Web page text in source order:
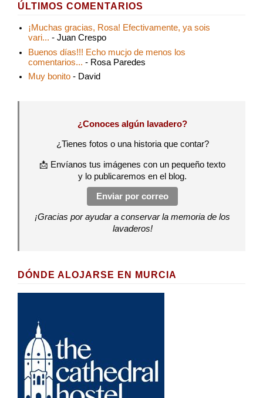
ÚLTIMOS COMENTARIOS
¡Muchas gracias, Rosa! Efectivamente, ya sois
vari... - Juan Crespo
Buenos días!!! Echo mucjo de menos los
comentarios... - Rosa Paredes
Muy bonito - David
¿Conoces algún lavadero?
¿Tienes fotos o una historia que contar?
📩 Envíanos tus imágenes con un pequeño texto
y lo publicaremos en el blog.
Enviar por correo
¡Gracias por ayudar a conservar la memoria de los
lavaderos!
DÓNDE ALOJARSE EN MURCIA